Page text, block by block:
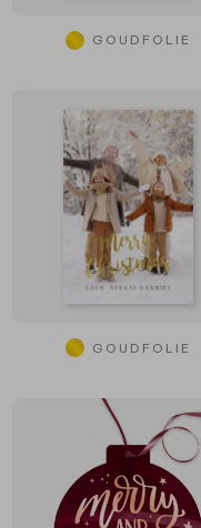
GOUDFOLIE
GOUDFOLIE